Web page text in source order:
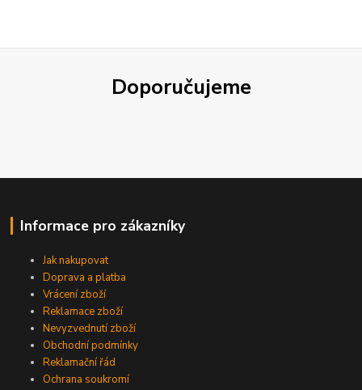
Doporučujeme
Informace pro zákazníky
Jak nakupovat
Doprava a platba
Vrácení zboží
Reklamace zboží
Nevyzvednutí zboží
Obchodní podmínky
Reklamační řád
Ochrana soukromí